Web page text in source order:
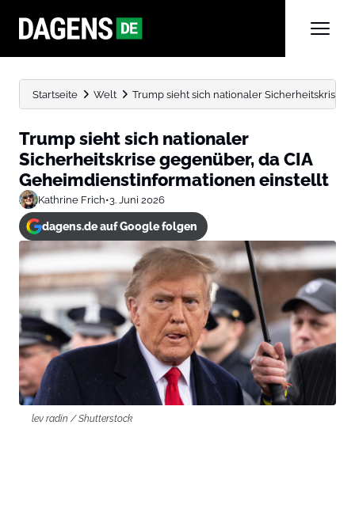
Startseite Welt Trump sieht sich nationaler Sicherheitskrise
Trump sieht sich nationaler
Sicherheitskrise gegenüber, da CIA
Geheimdienstinformationen einstellt
Kathrine Frich•3. Juni 2026
dagens.de auf Google folgen
lev radin / Shutterstock